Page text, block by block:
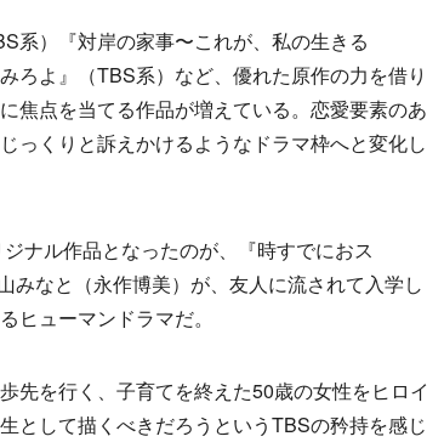
系）『対岸の家事〜これが、私の生きる
ろよ』（TBS系）など、優れた原作の力を借り
焦点を当てる作品が増えている。恋愛要素のあ
っくりと訴えかけるようなドラマ枠へと変化し
ナル作品となったのが、『時すでにおス
みなと（永作博美）が、友人に流されて入学し
ヒューマンドラマだ。
を行く、子育てを終えた50歳の女性をヒロイ
として描くべきだろうというTBSの矜持を感じ